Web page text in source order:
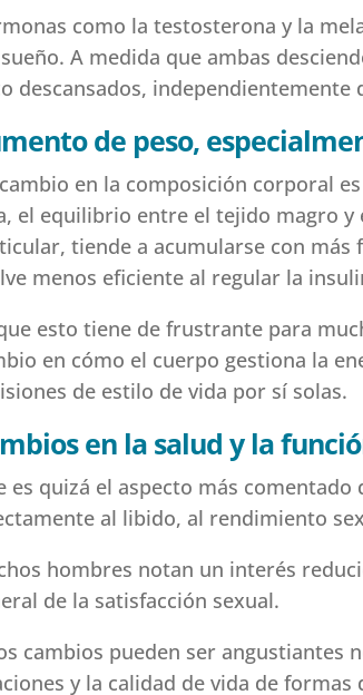
como la testosterona y la
A medida que ambas
descansados, independientemente
de peso,
en la composición corporal
el equilibrio entre el tejido magro y
tiende a acumularse con más
menos eficiente al regular la
esto tiene de frustrante para
en cómo el cuerpo gestiona la
de estilo de vida por sí solas.
en la salud y la
es quizá el aspecto más
al libido, al rendimiento
hombres notan un interés
de la satisfacción sexual.
cambios pueden ser angustiantes
y la calidad de vida de